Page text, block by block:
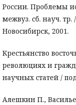
России. Проблемы
межвуз. сб. науч.
Новосибирск, 2001.
Крестьянство
революциях и
научных статей /
Алешкин П.,